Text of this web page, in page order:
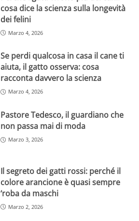
cosa dice la scienza sulla longevità
dei felini
Marzo 4, 2026
Se perdi qualcosa in casa il cane ti
aiuta, il gatto osserva: cosa
racconta davvero la scienza
Marzo 4, 2026
Pastore Tedesco, il guardiano che
non passa mai di moda
Marzo 3, 2026
Il segreto dei gatti rossi: perché il
colore arancione è quasi sempre
‘roba da maschi
Marzo 2, 2026